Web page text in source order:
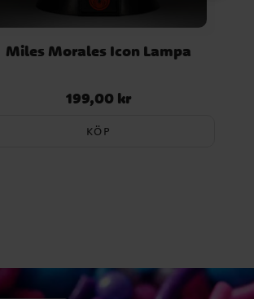
Miles Morales Icon Lampa
Pris:199,00 kr
199,00 kr
KÖP